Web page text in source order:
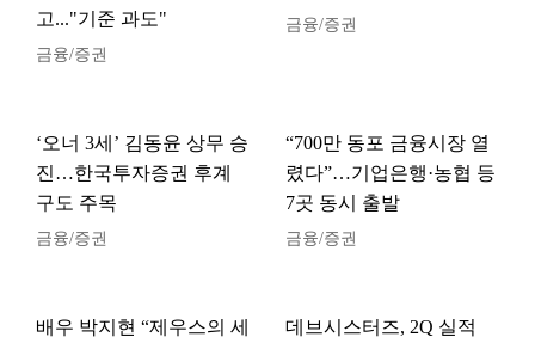
고..."기준 과도"
금융/증권
금융/증권
‘오너 3세’ 김동윤 상무 승
진…한국투자증권 후계
구도 주목
금융/증권
“700만 동포 금융시장 열
렸다”…기업은행·농협 등
7곳 동시 출발
금융/증권
배우 박지현 “제우스의 세
데브시스터즈, 2Q 실적